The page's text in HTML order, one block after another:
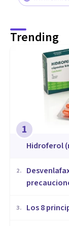
Trending
1
Hidroferol
2.
3. Los 8